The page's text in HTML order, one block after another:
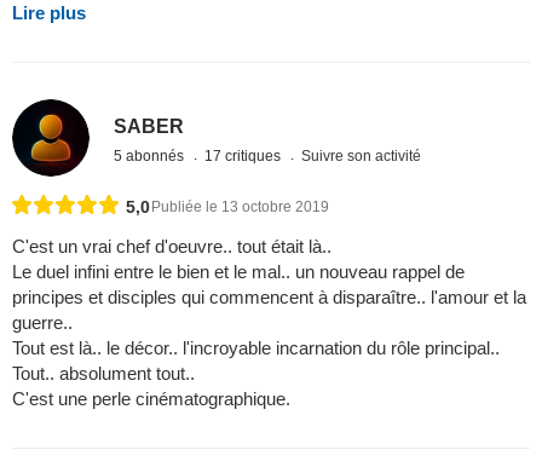
Lire plus
SABER
5 abonnés 17 critiques Suivre son activité
5,0Publiée le 13 octobre 2019
C'est un vrai chef d'oeuvre.. tout était là..
Le duel infini entre le bien et le mal.. un nouveau rappel de
principes et disciples qui commencent à disparaître.. l'amour et la
guerre..
Tout est là.. le décor.. l'incroyable incarnation du rôle principal..
Tout.. absolument tout..
C'est une perle cinématographique.